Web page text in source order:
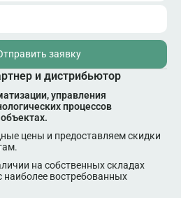
заявку
и дистрибьютор
управления
процессов
цены и предоставляем скидки
на собственных складах
востребованных